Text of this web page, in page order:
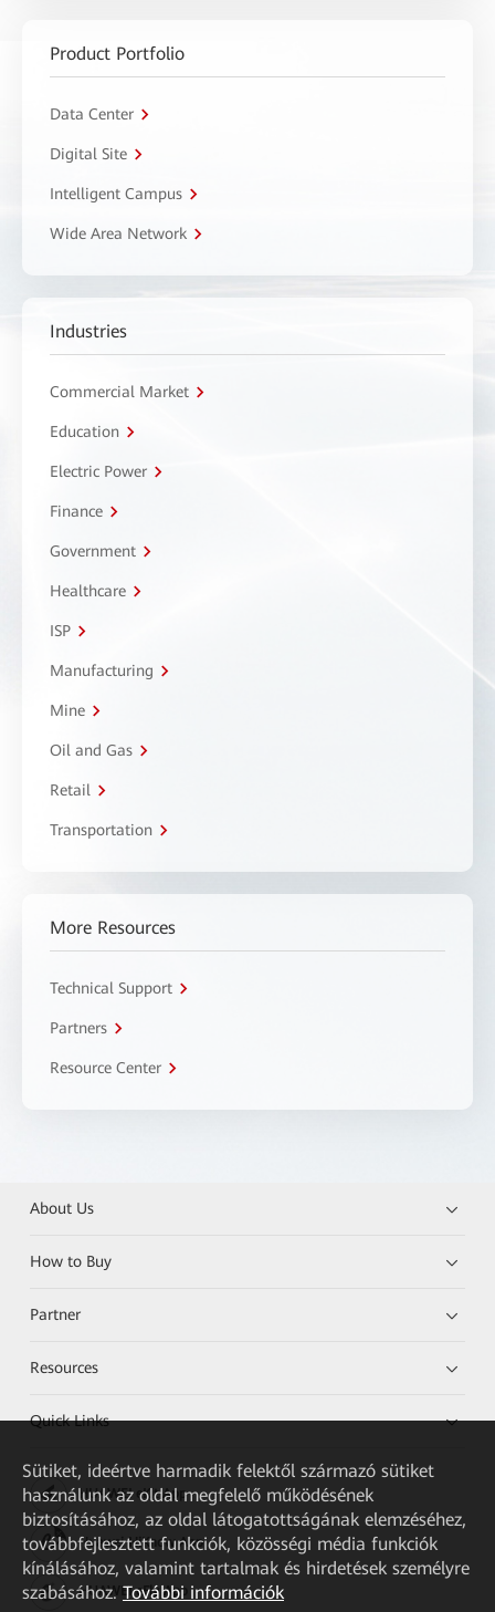
Product Portfolio
Data Center
Digital Site
Intelligent Campus
Wide Area Network
Industries
Commercial Market
Education
Electric Power
Finance
Government
Healthcare
ISP
Manufacturing
Mine
Oil and Gas
Retail
Transportation
More Resources
Technical Support
Partners
Resource Center
About Us
How to Buy
Partner
Resources
Quick Links
HUAWEI eKit App
Huawei HiKnow App
HUAWEI eFly App
Sütiket, ideértve harmadik felektől származó sütiket
használunk az oldal megfelelő működésének
biztosításához, az oldal látogatottságának elemzéséhez,
továbbfejlesztett funkciók, közösségi média funkciók
kínálásához, valamint tartalmak és hirdetések személyre
szabásához. További információk